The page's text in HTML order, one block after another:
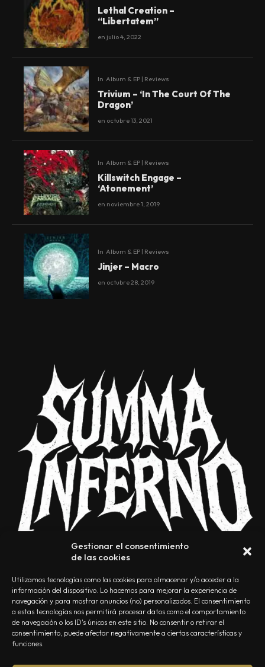
Gestionar el consentimiento
de las cookies
Utilizamos tecnologías como las cookies para almacenar y/o acceder a la
información del dispositivo. Lo hacemos para mejorar la experiencia de
navegación y para mostrar anuncios (no) personalizados. El consentimiento
a estas tecnologías nos permitirá procesar datos como el comportamiento
de navegación o los ID's únicos en este sitio. No consentir o retirar el
consentimiento, puede afectar negativamente a ciertas características y
funciones.
Lethal Creation –
“Libertatem”
en julio 4, 2022
In Album & EP | Reviews
Trivium – ‘In The Court Of The
Dragon’
en octubre 13, 2021
In Album & EP | Reviews
Killswitch Engage –
‘Atonement’
en noviembre 1, 2019
In Album & EP | Reviews
Jinjer – Macro
en octubre 28, 2019
NOSOTROS CONTACTO EDITORIAL POLÍTICA DE PRIVACIDAD